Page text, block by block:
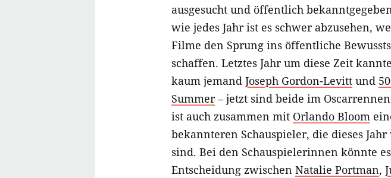
ausgesucht und öffentlich
wie jedes Jahr ist es schwer abzusehen,
Filme den Sprung ins öffentliche
schaffen. Letztes Jahr um diese Zeit
kaum jemand Joseph Gordon-Levitt und
Summer– jetzt sind beide im
ist auch zusammen mit Orlando Bloom
bekannteren Schauspieler, die dieses
sind. Bei den Schauspielerinnen könnte
Entscheidung zwischen Natalie Portman,